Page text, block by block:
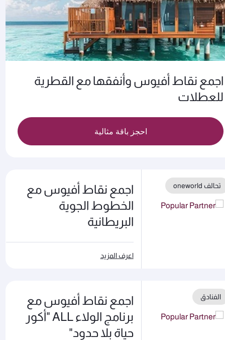
اجمع نقاط أفيوس وأنفقها مع القطرية
للعطلات
احجز باقة مثالية
تحالف oneworld
اجمع نقاط أفيوس مع
الخطوط الجوية
البريطانية
اعرف المزيد
الفنادق
اجمع نقاط أفيوس مع
برنامج الولاء ALL "أكور
حياة بلا حدود"